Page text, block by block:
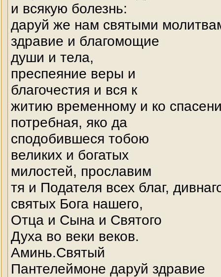
и всякую болезнь:
даруй же нам святыми
здравие и благомощие
души и тела,
преспеяние веры и
благочестия и вся к
житию временному и ко
потребная, яко да
сподобившеся тобою
великих и богатых
милостей, прославим
тя и Подателя всех благ,
святых Бога нашего,
Отца и Сына и Святого
Духа во веки веков.
Аминь.Святый
Пантелеймоне даруй здравие